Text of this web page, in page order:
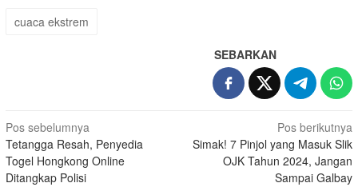
cuaca ekstrem
SEBARKAN
Navigasi
pos
Pos sebelumnya
Tetangga Resah, Penyedia
Togel Hongkong Online
Ditangkap Polisi
Pos berikutnya
Simak! 7 Pinjol yang Masuk Slik
OJK Tahun 2024, Jangan
Sampai Galbay